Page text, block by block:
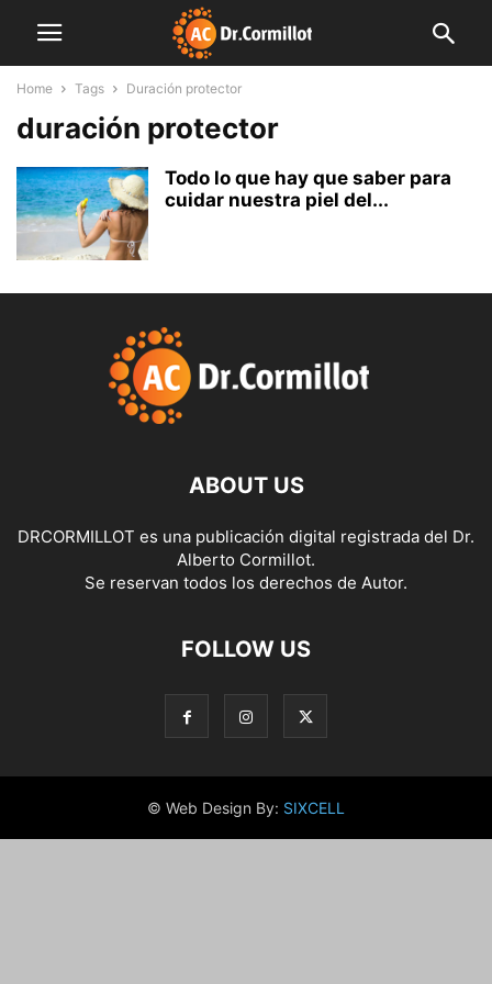
Home Tags Duración protector
duración protector
Todo lo que hay que saber para
cuidar nuestra piel del...
ABOUT US
DRCORMILLOT es una publicación digital registrada del Dr.
Alberto Cormillot.
Se reservan todos los derechos de Autor.
FOLLOW US
© Web Design By: SIXCELL